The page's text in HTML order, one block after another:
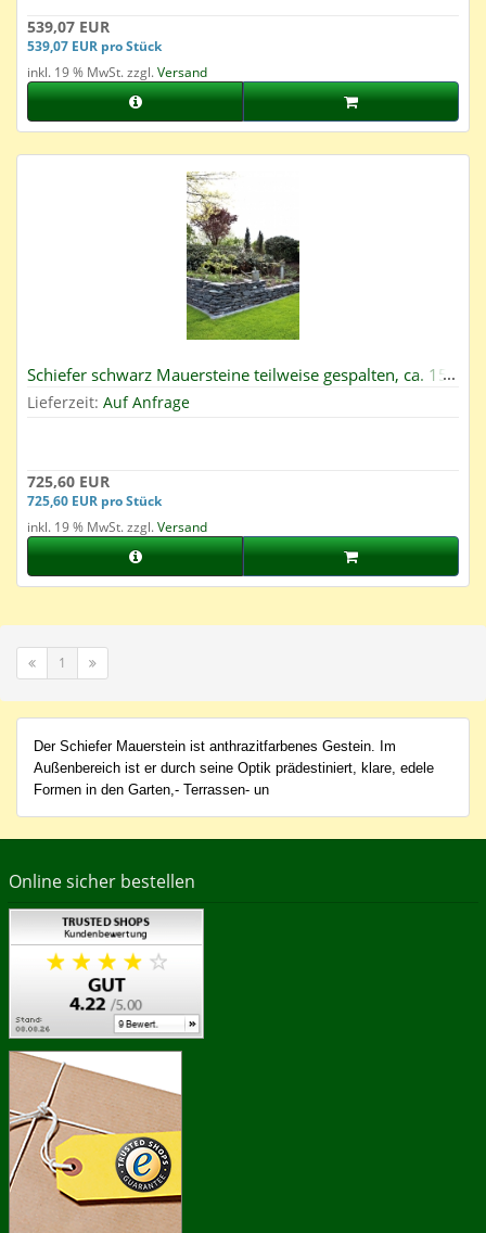
539,07 EUR
539,07 EUR pro Stück
inkl. 19 % MwSt. zzgl.Versand
Schiefer schwarz Mauersteine teilweise gespalten, ca. 15-
40, Big Bag 750 kg
Lieferzeit: Auf Anfrage
725,60 EUR
725,60 EUR pro Stück
inkl. 19 % MwSt. zzgl.Versand
1
Der Schiefer Mauerstein ist anthrazitfarbenes Gestein. Im
Außenbereich ist er durch seine Optik prädestiniert, klare, edele
Formen in den Garten,- Terrassen- un
Online sicher bestellen